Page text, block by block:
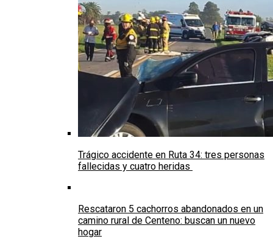
Trágico accidente en Ruta 34: tres personas
fallecidas y cuatro heridas
Rescataron 5 cachorros abandonados en un
camino rural de Centeno: buscan un nuevo
hogar